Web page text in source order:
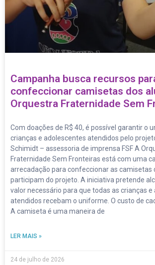
Campanha busca recursos
confeccionar camisetas dos
Orquestra Fraternidade Sem
Com doações de R$ 40, é possível garantir o
crianças e adolescentes atendidos pelo
Schimidt – assessoria de imprensa FSF A
Fraternidade Sem Fronteiras está com uma
arrecadação para confeccionar as camisetas
participam do projeto. A iniciativa pretende
valor necessário para que todas as crianças e
atendidos recebam o uniforme. O custo de
A camiseta é uma maneira de
LER MAIS »
24 de julho de 2026